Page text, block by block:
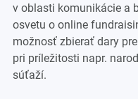
v oblasti komunikácie a
osvetu o online
možnosť zbierať dary
pri príležitosti napr.
súťaží.